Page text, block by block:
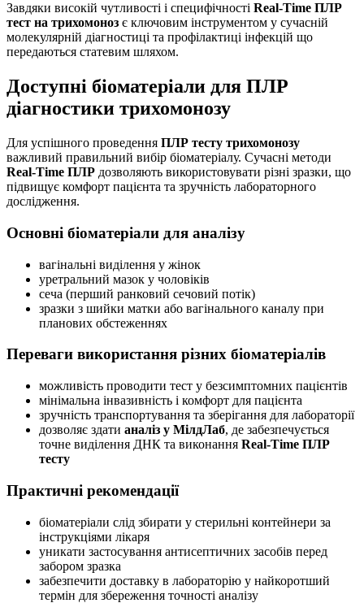
Завдяки високій чутливості і специфічності Real-Time ПЛР
тест на трихомоноз є ключовим інструментом у сучасній
молекулярній діагностиці та профілактиці інфекцій що
передаються статевим шляхом.
Доступні біоматеріали для ПЛР
діагностики трихомонозу
Для успішного проведення ПЛР тесту трихомонозу
важливий правильний вибір біоматеріалу. Сучасні методи
Real-Time ПЛР дозволяють використовувати різні зразки, що
підвищує комфорт пацієнта та зручність лабораторного
дослідження.
Основні біоматеріали для аналізу
вагінальні виділення у жінок
уретральний мазок у чоловіків
сеча (перший ранковий сечовий потік)
зразки з шийки матки або вагінального каналу при
планових обстеженнях
Переваги використання різних біоматеріалів
можливість проводити тест у безсимптомних пацієнтів
мінімальна інвазивність і комфорт для пацієнта
зручність транспортування та зберігання для лабораторії
дозволяє здати аналіз у МілдЛаб, де забезпечується
точне виділення ДНК та виконання Real-Time ПЛР
тесту
Практичні рекомендації
біоматеріали слід збирати у стерильні контейнери за
інструкціями лікаря
уникати застосування антисептичних засобів перед
забором зразка
забезпечити доставку в лабораторію у найкоротший
термін для збереження точності аналізу